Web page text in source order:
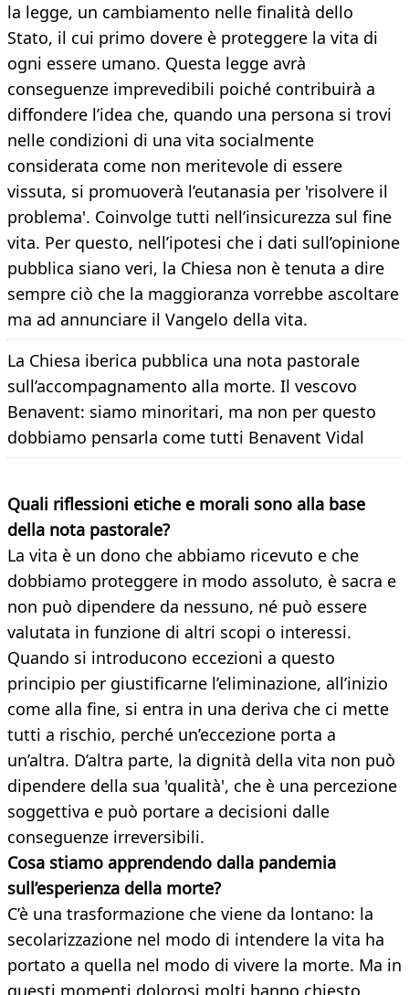
la legge, un cambiamento nelle finalità dello
Stato, il cui primo dovere è proteggere la vita di
ogni essere umano. Questa legge avrà
conseguenze imprevedibili poiché contribuirà a
diffondere l’idea che, quando una persona si trovi
nelle condizioni di una vita socialmente
considerata come non meritevole di essere
vissuta, si promuoverà l’eutanasia per 'risolvere il
problema'. Coinvolge tutti nell’insicurezza sul fine
vita. Per questo, nell’ipotesi che i dati sull’opinione
pubblica siano veri, la Chiesa non è tenuta a dire
sempre ciò che la maggioranza vorrebbe ascoltare
ma ad annunciare il Vangelo della vita.
La Chiesa iberica pubblica una nota pastorale
sull’accompagnamento alla morte. Il vescovo
Benavent: siamo minoritari, ma non per questo
dobbiamo pensarla come tutti Benavent Vidal
Quali riflessioni etiche e morali sono alla base
della nota pastorale?
La vita è un dono che abbiamo ricevuto e che
dobbiamo proteggere in modo assoluto, è sacra e
non può dipendere da nessuno, né può essere
valutata in funzione di altri scopi o interessi.
Quando si introducono eccezioni a questo
principio per giustificarne l’eliminazione, all’inizio
come alla fine, si entra in una deriva che ci mette
tutti a rischio, perché un’eccezione porta a
un’altra. D’altra parte, la dignità della vita non può
dipendere della sua 'qualità', che è una percezione
soggettiva e può portare a decisioni dalle
conseguenze irreversibili.
Cosa stiamo apprendendo dalla pandemia
sull’esperienza della morte?
C’è una trasformazione che viene da lontano: la
secolarizzazione nel modo di intendere la vita ha
portato a quella nel modo di vivere la morte. Ma in
questi momenti dolorosi molti hanno chiesto